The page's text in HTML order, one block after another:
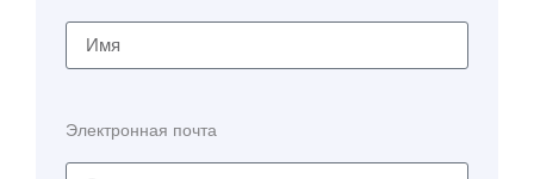
Электронная почта